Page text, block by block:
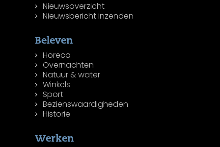
Nieuwsoverzicht
Nieuwsbericht inzenden
Beleven
Horeca
Overnachten
Natuur & water
Winkels
Sport
Bezienswaardigheden
Historie
Werken